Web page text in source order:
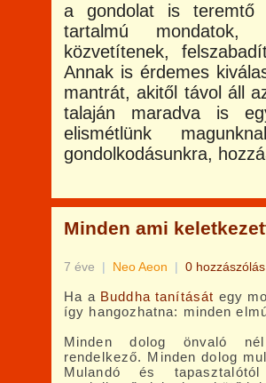
a gondolat is
tartalmú mondatok,
közvetítenek,
Annak is érdemes
mantrát, akitől távol áll
talaján maradva is
elismétlünk
gondolkodásunkra,
Minden ami
7 éve | Neo Aeon | 0 hozzászólás
Ha a Buddha tanítását egy
így hangozhatna: minden
Minden dolog önvaló
rendelkező. Minden dolog
Mulandó és